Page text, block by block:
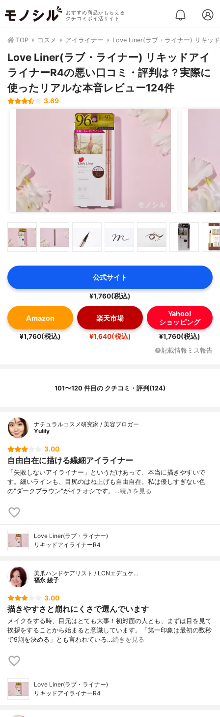
おすすめ商品がもらえる
クチコミポイ活サイト
TOP コスメ アイライナー Love Liner(ラブ・ライナー) リキッ
Love Liner(ラブ・ライナー) リキッドアイ
ライナーR4の悪い口コミ・評判は？実際に
使ったリアルな本音レビュー124件
3.69
公式サイト
¥1,760(税込)
Amazon
¥1,760(税込)
楽天市場
¥1,640(税込)
Yahoo!
ショッピング
¥1,760(税込)
記載情報ミス報告
101〜120 件目の クチコミ・評判(124)
ナチュラルコスメ研究家 / 美容ブロガー
Yulily
3.00
自由自在に描ける繊細アイライナー
「失敗しないアイライナー」というだけあって、本当に描きやすいで
す。細いラインも、目尻のはね上げも自由自在。私は優しすぎない色
の"ダークブラウン"がイチオシです。…続きを見る
Love Liner(ラブ・ライナー)
リキッドアイライナーR4
美爪ハンドケアリスト / LCNエデュケ…
福永 綾子
3.00
描きやすさと崩れにくさで選んでいます
メイクをする時、目元はとても大事！初対面の人とも、まずは目を見て
挨拶をすることから始まると意識しています。「第一印象は最初の数秒
で9割を決める」とも言われている…続きを見る
Love Liner(ラブ・ライナー)
リキッドアイライナーR4